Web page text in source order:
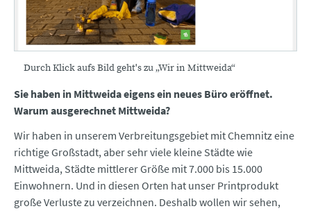
Durch Klick aufs Bild geht's zu „Wir in Mittweida“
Sie haben in Mittweida eigens ein neues Büro eröffnet.
Warum ausgerechnet Mittweida?
Wir haben in unserem Verbreitungsgebiet mit Chemnitz eine
richtige Großstadt, aber sehr viele kleine Städte wie
Mittweida, Städte mittlerer Größe mit 7.000 bis 15.000
Einwohnern. Und in diesen Orten hat unser Printprodukt
große Verluste zu verzeichnen. Deshalb wollen wir sehen,